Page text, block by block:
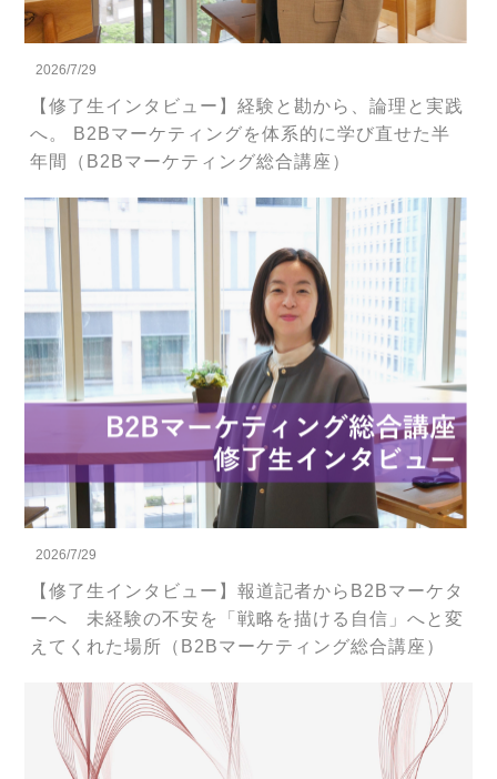
2026/7/29
【修了生インタビュー】経験と勘から、論理と実践
へ。 B2Bマーケティングを体系的に学び直せた半
年間（B2Bマーケティング総合講座）
2026/7/29
【修了生インタビュー】報道記者からB2Bマーケタ
ーへ 未経験の不安を「戦略を描ける自信」へと変
えてくれた場所（B2Bマーケティング総合講座）